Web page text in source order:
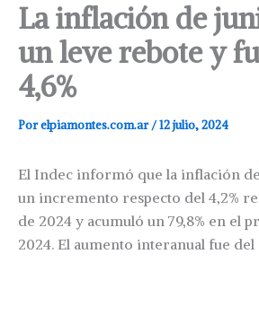
La inflación de
un leve rebote y
4,6%
Porelpiamontes.com.ar/12 julio, 2024
El Indec informó que la inflación
un incremento respecto del 4,2%
de 2024 y acumuló un 79,8% en el
2024. El aumento interanual fue del